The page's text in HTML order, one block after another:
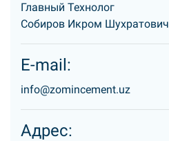
Главный Технолог
Собиров Икром Шухратович
E-mail:
info@zomincement.uz
Адрес: